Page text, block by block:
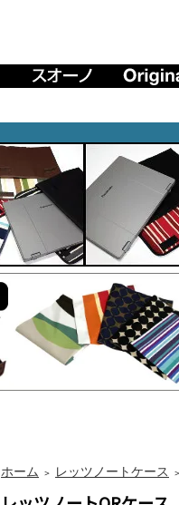
ホーム ＞ レッツノートケース ＞